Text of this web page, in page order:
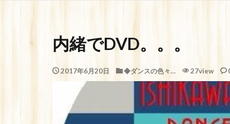
内緒でDVD。。。
2017年6月20日 ◆ダンスの色々… 27view